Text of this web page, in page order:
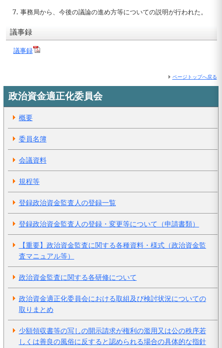
7.事務局から、今後の議論の進め方等についての説明が行われた。
議事録
議事録
ページトップへ戻る
政治資金適正化委員会
概要
委員名簿
会議資料
規程等
登録政治資金監査人の登録一覧
登録政治資金監査人の登録・変更等について（申請書類）
【重要】政治資金監査に関する各種資料・様式（政治資金監
査マニュアル等）
政治資金監査に関する各研修について
政治資金適正化委員会における取組及び検討状況についての
取りまとめ
少額領収書等の写しの開示請求が権利の濫用又は公の秩序若
しくは善良の風俗に反すると認められる場合の具体的な指針